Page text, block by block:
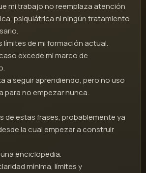
mi trabajo no reemplaza atención
psiquiátrica ni ningún tratamiento
límites de mi formación actual.
excede mi marco de
a seguir aprendiendo, pero no uso
para no empezar nunca.
de estas frases, probablemente ya
la cual empezar a construir
enciclopedia.
mínima, límites y